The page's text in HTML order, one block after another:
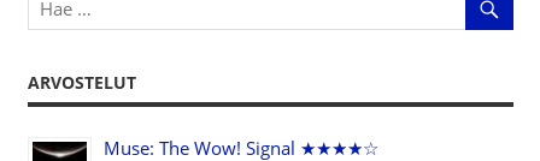
ARVOSTELUT
Muse: The Wow! Signal ★★★★☆